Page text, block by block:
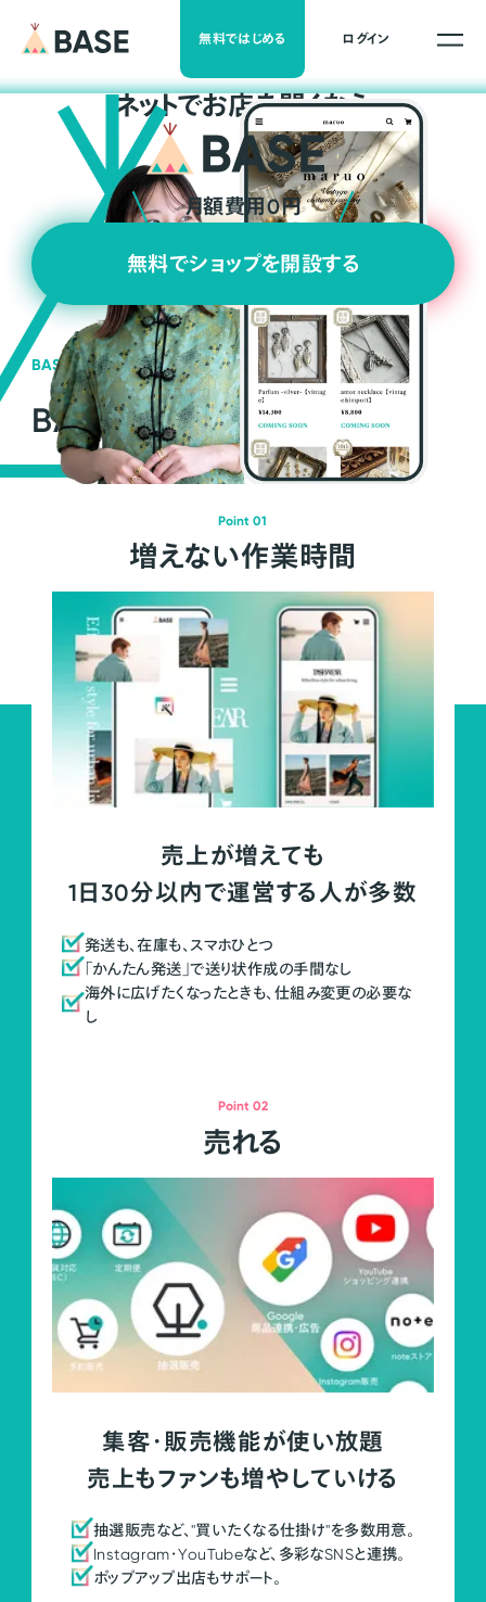
無料ではじめる ログイン
ネットでお店を開くなら
月額費用0円
無料でショップを開設する
BASEの強み
BASEが強い3つの理由
Point 01
増えない作業時間
売上が増えても
1日30分以内で運営する人が多数
発送も、在庫も、スマホひとつ
「かんたん発送」で送り状作成の手間なし
海外に広げたくなったときも、仕組み変更の必要な
し
Point 02
売れる
集客・販売機能が使い放題
売上もファンも増やしていける
抽選販売など、"買いたくなる仕掛け"を多数用意。
Instagram・YouTubeなど、多彩なSNSと連携。
ポップアップ出店もサポート。